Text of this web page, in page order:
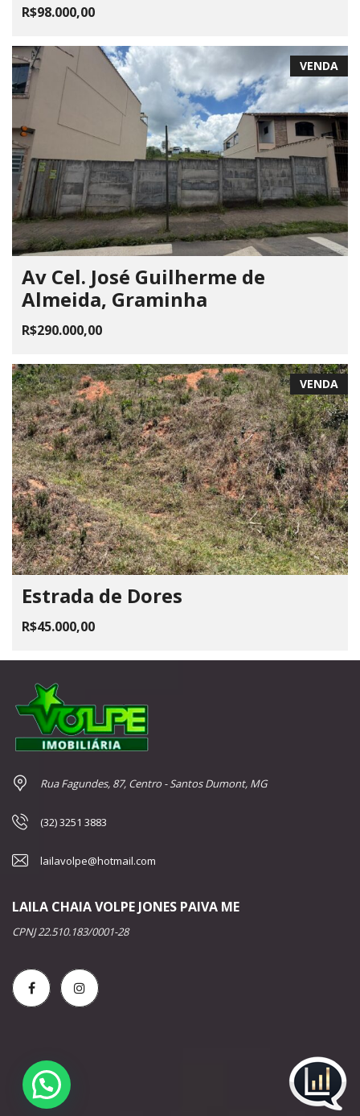
R$98.000,00
VENDA
Av Cel. José Guilherme de
Almeida, Graminha
R$290.000,00
VENDA
Estrada de Dores
R$45.000,00
Rua Fagundes, 87, Centro - Santos Dumont, MG
(32) 3251 3883
lailavolpe@hotmail.com
LAILA CHAIA VOLPE JONES PAIVA ME
CPNJ 22.510.183/0001-28